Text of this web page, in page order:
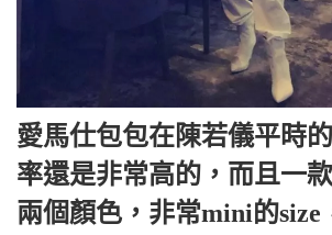
愛馬仕包包在陳若儀平時
率還是非常高的，而且一
兩個顏色，非常mini的size